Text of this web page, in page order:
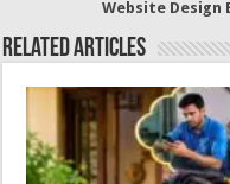
o
o
k
Website Design
Related Articles